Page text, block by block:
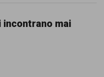
incontrano mai